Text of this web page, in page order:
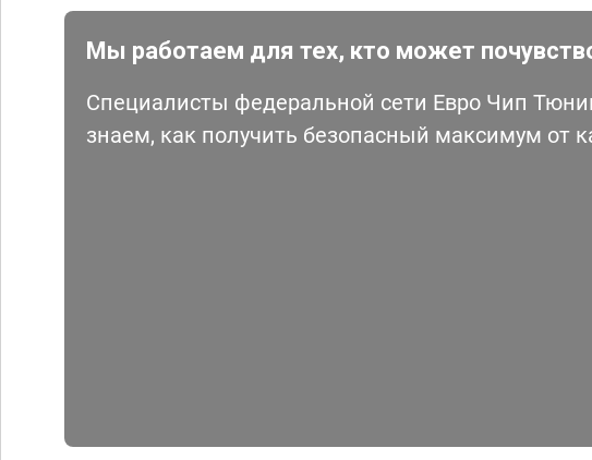
Мы работаем для тех, кто может
Специалисты федеральной сети Евро Чип
знаем, как получить безопасный максимум от